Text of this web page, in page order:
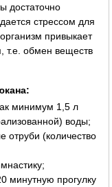
достаточно
стрессом для
привыкает
т.е. обмен веществ
минимум 1,5 л
воды;
отруби (количество
минутную прогулку